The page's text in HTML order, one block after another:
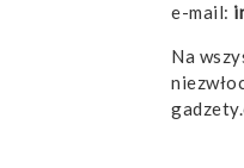
e-mail:
Na